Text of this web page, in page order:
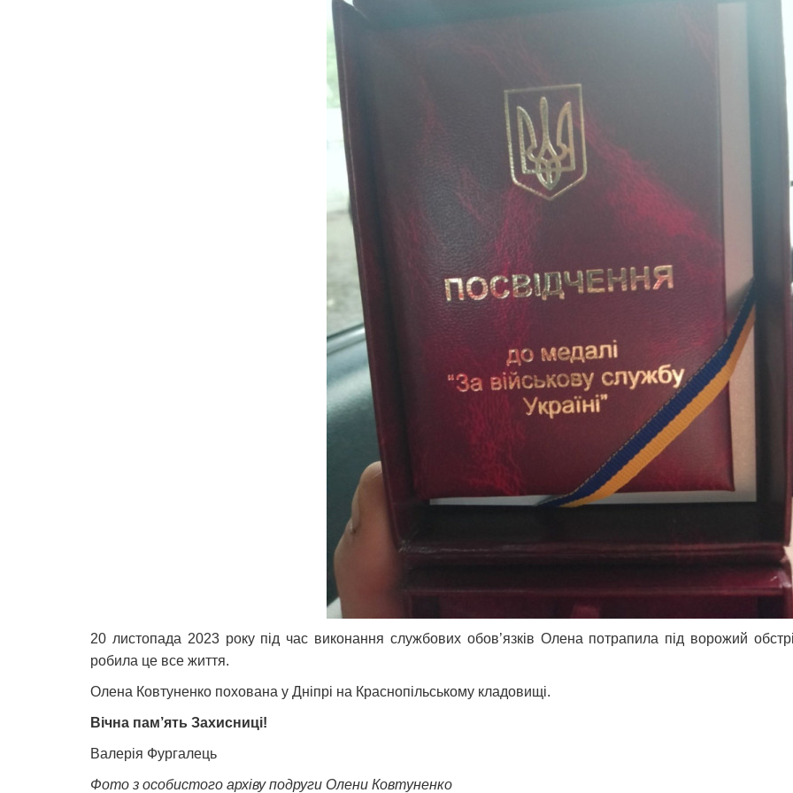
20 листопада 2023 року під час виконання службових обов’язків Олена потрапила під ворожий
робила це все життя.
Олена Ковтуненко похована у Дніпрі на Краснопільському кладовищі.
Вічна пам’ять Захисниці!
Валерія Фургалець
Фото з особистого архіву подруги Олени Ковтуненко